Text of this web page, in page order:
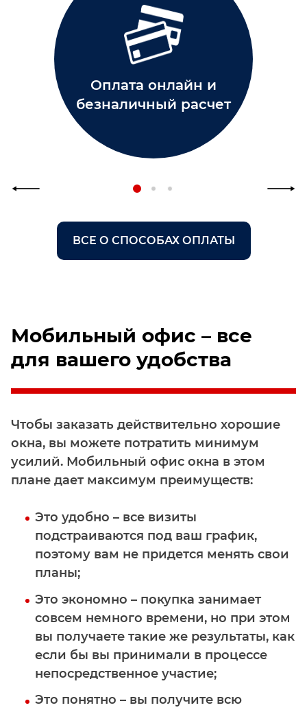
Оплата онлайн и
безналичный расчет
ВСЕ О СПОСОБАХ ОПЛАТЫ
Мобильный офис – все
для вашего удобства
Чтобы заказать действительно хорошие
окна, вы можете потратить минимум
усилий. Мобильный офис окна в этом
плане дает максимум преимуществ:
Это удобно – все визиты
подстраиваются под ваш график,
поэтому вам не придется менять свои
планы;
Это экономно – покупка занимает
совсем немного времени, но при этом
вы получаете такие же результаты, как
если бы вы принимали в процессе
непосредственное участие;
Это понятно – вы получите всю